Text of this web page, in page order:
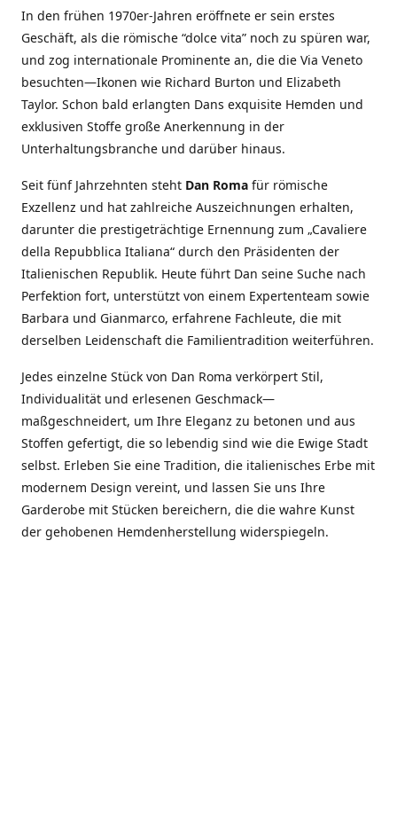
In den frühen 1970er-Jahren eröffnete er sein erstes
Geschäft, als die römische “dolce vita” noch zu spüren war,
und zog internationale Prominente an, die die Via Veneto
besuchten—Ikonen wie Richard Burton und Elizabeth
Taylor. Schon bald erlangten Dans exquisite Hemden und
exklusiven Stoffe große Anerkennung in der
Unterhaltungsbranche und darüber hinaus.
Seit fünf Jahrzehnten steht Dan Roma für römische
Exzellenz und hat zahlreiche Auszeichnungen erhalten,
darunter die prestigeträchtige Ernennung zum „Cavaliere
della Repubblica Italiana“ durch den Präsidenten der
Italienischen Republik. Heute führt Dan seine Suche nach
Perfektion fort, unterstützt von einem Expertenteam sowie
Barbara und Gianmarco, erfahrene Fachleute, die mit
derselben Leidenschaft die Familientradition weiterführen.
Jedes einzelne Stück von Dan Roma verkörpert Stil,
Individualität und erlesenen Geschmack—
maßgeschneidert, um Ihre Eleganz zu betonen und aus
Stoffen gefertigt, die so lebendig sind wie die Ewige Stadt
selbst. Erleben Sie eine Tradition, die italienisches Erbe mit
modernem Design vereint, und lassen Sie uns Ihre
Garderobe mit Stücken bereichern, die die wahre Kunst
der gehobenen Hemdenherstellung widerspiegeln.